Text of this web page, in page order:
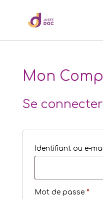
Mon
Se connecter
Identifiant ou e-
Mot de passe *